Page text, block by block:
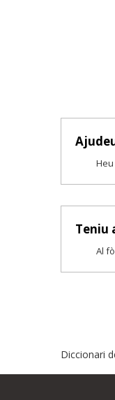
Teniu
Al
Diccionari